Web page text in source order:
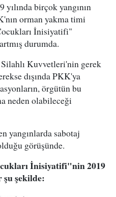
birçok yangının
orman yakma timi
İnisiyatifi"
durumda.
Kuvvetleri'nin gerek
dışında PKK'ya
örgütün bu
neden olabileceği
yangınlarda sabotaj
görüşünde.
İnisiyatifi"nin 2019
şu şekilde: